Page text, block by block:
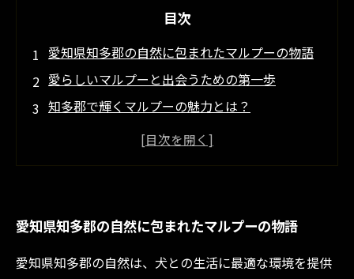
目次
愛知県知多郡の自然に包まれたマルプーの物語
愛らしいマルプーと出会うための第一歩
知多郡で輝くマルプーの魅力とは？
家族の一員としてのマルプーの育て方
の飼い方
知多郡のマルプーがもたらす幸せな家庭の風景
愛知県知多郡の自然に包まれたマルプーの物語
愛知県知多郡の自然は、犬との生活に最適な環境を提供